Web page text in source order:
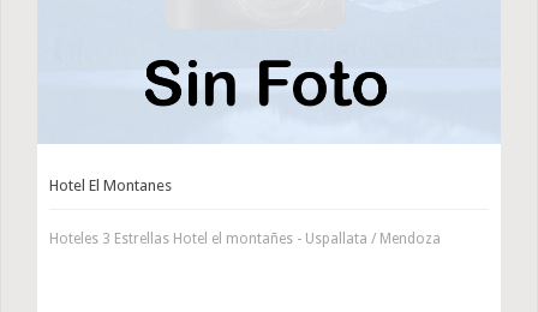
Hotel El Montanes
Hoteles 3 Estrellas Hotel el montañes - Uspallata / Mendoza